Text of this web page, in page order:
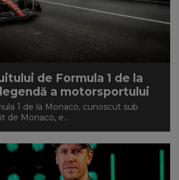
de Formula 1 de la
a motorsportului
1 de la Monaco, cunoscut sub
de Monaco, e...